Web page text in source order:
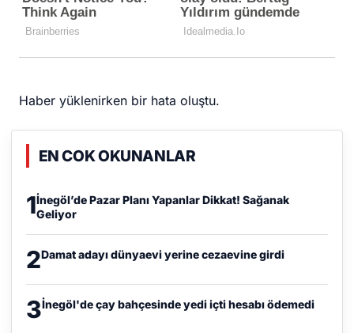
Haber yüklenirken bir hata oluştu.
EN COK OKUNANLAR
1İnegöl’de Pazar Planı Yapanlar Dikkat! Sağanak
Geliyor
2Damat adayı dünyaevi yerine cezaevine girdi
3İnegöl'de çay bahçesinde yedi içti hesabı ödemedi